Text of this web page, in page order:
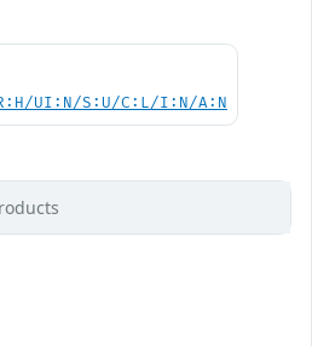
UI:N/S:U/C:L/I:N/A:N